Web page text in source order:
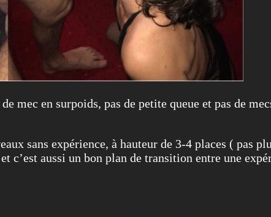
mec en surpoids, pas de petite queue et pas de
sans expérience, à hauteur de 3-4 places ( pas
c’est aussi un bon plan de transition entre une